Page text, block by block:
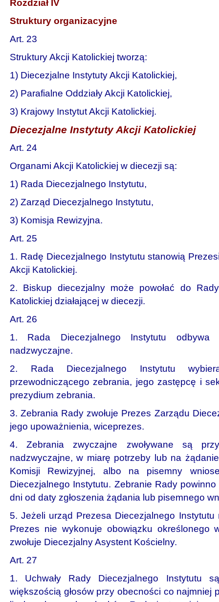
Rozdział IV
Struktury organizacyjne
Art. 23
Struktury Akcji Katolickiej tworzą:
1) Diecezjalne Instytuty Akcji Katolickiej,
2) Parafialne Oddziały Akcji Katolickiej,
3) Krajowy Instytut Akcji Katolickiej.
Diecezjalne Instytuty Akcji Katolickiej
Art. 24
Organami Akcji Katolickiej w diecezji są:
1) Rada Diecezjalnego Instytutu,
2) Zarząd Diecezjalnego Instytutu,
3) Komisja Rewizyjna.
Art. 25
1. Radę Diecezjalnego Instytutu stanowią
Akcji Katolickiej.
2. Biskup diecezjalny może powołać do
Katolickiej działającej w diecezji.
Art. 26
1. Rada Diecezjalnego Instytutu odbywa
nadzwyczajne.
2. Rada Diecezjalnego Instytutu
przewodniczącego zebrania, jego zastępcę i
prezydium zebrania.
3. Zebrania Rady zwołuje Prezes Zarządu
jego upoważnienia, wiceprezes.
4. Zebrania zwyczajne zwoływane są
nadzwyczajne, w miarę potrzeby lub na
Komisji Rewizyjnej, albo na pisemny
Diecezjalnego Instytutu. Zebranie Rady
dni od daty zgłoszenia żądania lub pisemnego
5. Jeżeli urząd Prezesa Diecezjalnego
Prezes nie wykonuje obowiązku określonego
zwołuje Diecezjalny Asystent Kościelny.
Art. 27
1. Uchwały Rady Diecezjalnego Instytutu
większością głosów przy obecności co najmniej